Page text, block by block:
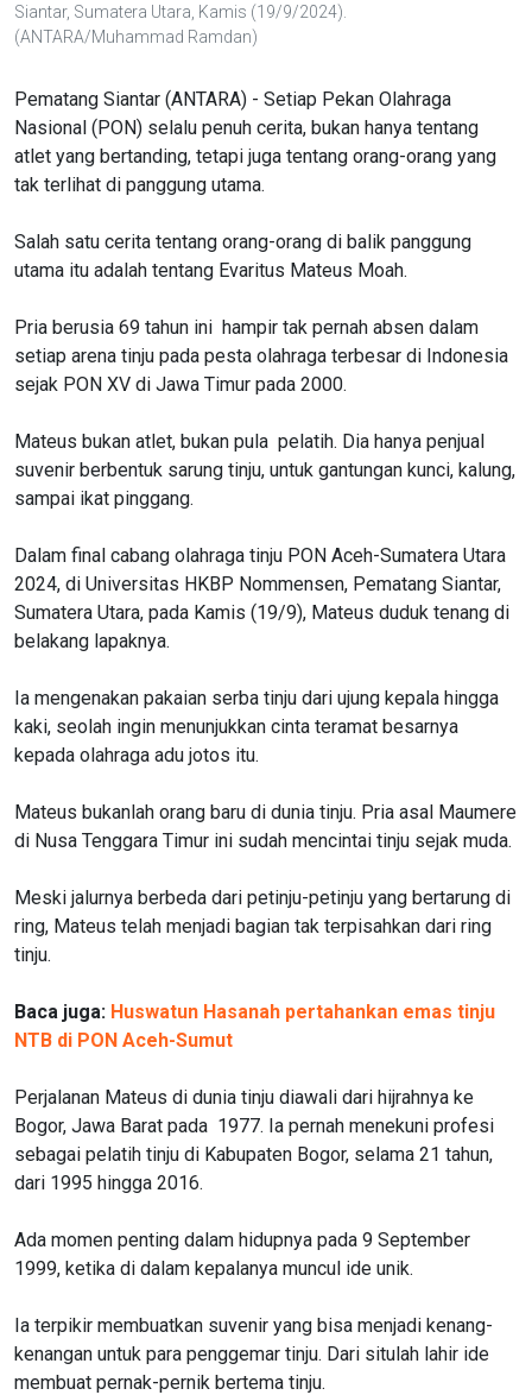
Siantar, Sumatera Utara, Kamis (19/9/2024).
(ANTARA/Muhammad Ramdan)
Pematang Siantar (ANTARA) - Setiap Pekan Olahraga
Nasional (PON) selalu penuh cerita, bukan hanya tentang
atlet yang bertanding, tetapi juga tentang orang-orang yang
tak terlihat di panggung utama.
Salah satu cerita tentang orang-orang di balik panggung
utama itu adalah tentang Evaritus Mateus Moah.
Pria berusia 69 tahun ini hampir tak pernah absen dalam
setiap arena tinju pada pesta olahraga terbesar di Indonesia
sejak PON XV di Jawa Timur pada 2000.
Mateus bukan atlet, bukan pula pelatih. Dia hanya penjual
suvenir berbentuk sarung tinju, untuk gantungan kunci, kalung,
sampai ikat pinggang.
Dalam final cabang olahraga tinju PON Aceh-Sumatera Utara
2024, di Universitas HKBP Nommensen, Pematang Siantar,
Sumatera Utara, pada Kamis (19/9), Mateus duduk tenang di
belakang lapaknya.
Ia mengenakan pakaian serba tinju dari ujung kepala hingga
kaki, seolah ingin menunjukkan cinta teramat besarnya
kepada olahraga adu jotos itu.
Mateus bukanlah orang baru di dunia tinju. Pria asal Maumere
di Nusa Tenggara Timur ini sudah mencintai tinju sejak muda.
Meski jalurnya berbeda dari petinju-petinju yang bertarung di
ring, Mateus telah menjadi bagian tak terpisahkan dari ring
tinju.
Baca juga: Huswatun Hasanah pertahankan emas tinju
NTB di PON Aceh-Sumut
Perjalanan Mateus di dunia tinju diawali dari hijrahnya ke
Bogor, Jawa Barat pada 1977. Ia pernah menekuni profesi
sebagai pelatih tinju di Kabupaten Bogor, selama 21 tahun,
dari 1995 hingga 2016.
Ada momen penting dalam hidupnya pada 9 September
1999, ketika di dalam kepalanya muncul ide unik.
Ia terpikir membuatkan suvenir yang bisa menjadi kenang-
kenangan untuk para penggemar tinju. Dari situlah lahir ide
membuat pernak-pernik bertema tinju.